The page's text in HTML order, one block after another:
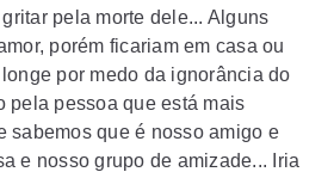
pela morte dele... Alguns
porém ficariam em casa ou
por medo da ignorância do
pela pessoa que está mais
sabemos que é nosso amigo e
e nosso grupo de amizade... Iria